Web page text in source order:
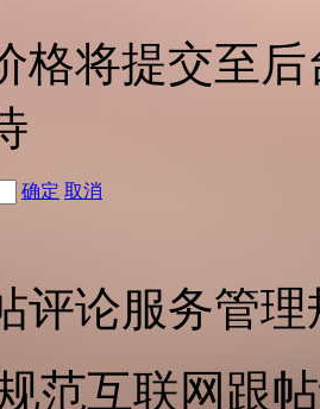
格将提交至
确定 取消
评论服务管理
范互联网跟